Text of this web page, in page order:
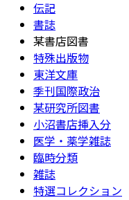
伝記
書誌
某書店図書
特殊出版物
東洋文庫
季刊国際政治
某研究所図書
小沼書店挿入分
医学・薬学雑誌
臨時分類
雑誌
特選コレクション